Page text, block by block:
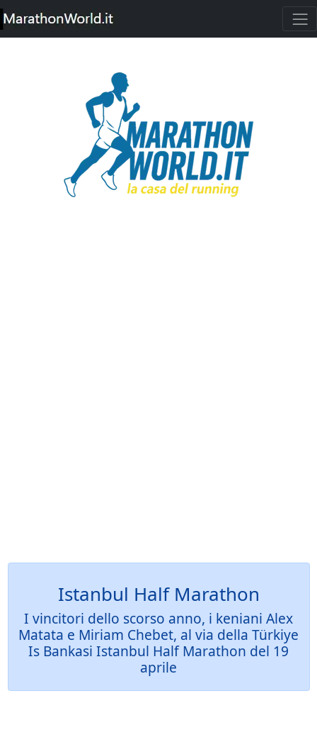
Istanbul Half Marathon
I vincitori dello scorso anno, i keniani Alex
Matata e Miriam Chebet, al via della Türkiye
Is Bankasi Istanbul Half Marathon del 19
aprile